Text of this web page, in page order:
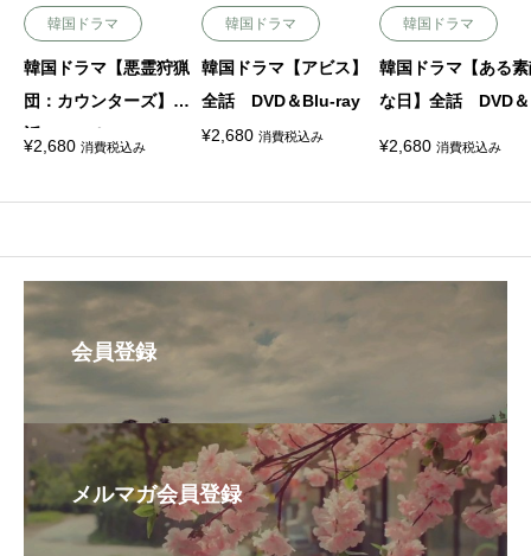
韓国ドラマ
韓国ドラマ【悪霊狩猟
団：カウンターズ】全
話 DVD＆Blu-ray
¥2,680 消費税込み
韓国ドラマ
韓国ドラマ【アビス】
全話 DVD＆Blu-ray
¥2,680 消費税込み
韓国ドラマ
韓国ドラマ【ある
な日】全話 DVD
¥2,680 消費税込み
会員登録
メルマガ会員登録